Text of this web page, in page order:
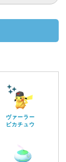
ヴァーラー
ピカチュウ